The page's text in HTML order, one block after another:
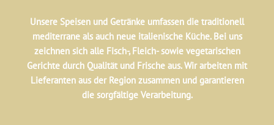
Unsere Speisen und Getränke umfassen die traditionell
mediterrane als auch neue italienische Küche. Bei uns
zeichnen sich alle Fisch-, Fleich- sowie vegetarischen
Gerichte durch Qualität und Frische aus. Wir arbeiten mit
Lieferanten aus der Region zusammen und garantieren
die sorgfältige Verarbeitung.